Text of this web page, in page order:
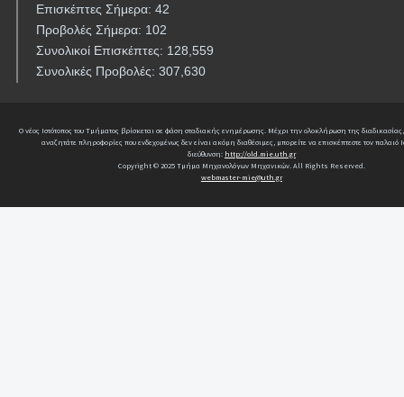
Επισκέπτες Σήμερα: 42
Προβολές Σήμερα: 102
Συνολικοί Επισκέπτες: 128,559
Συνολικές Προβολές: 307,630
Ο νέος Ιστότοπος του Τμήματος βρίσκεται σε φάση σταδιακής ενημέρωσης. Μέχρι την ολοκλήρωση της
αναζητάτε πληροφορίες που ενδεχομένως δεν είναι ακόμη διαθέσιμες, μπορείτε να επισκέπτεστε τον παλαιό
διεύθυνση: http://old.mie.uth.gr
Copyright © 2025 Τμήμα Μηχανολόγων Μηχανικών. All Rights Reserved.
webmaster-mie@uth.gr